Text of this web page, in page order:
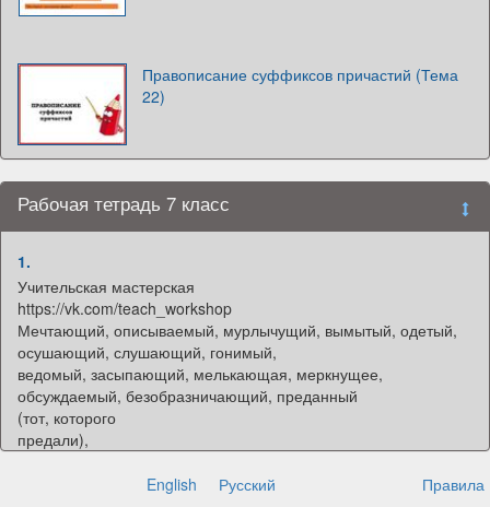
Правописание суффиксов причастий (Тема
22)
Рабочая тетрадь 7 класс
1.
Учительская мастерская
https://vk.com/teach_workshop
Мечтающий, описываемый, мурлычущий, вымытый, одетый,
осушающий, слушающий, гонимый,
ведомый, засыпающий, мелькающая, меркнущее,
обсуждаемый, безобразничающий, преданный
(тот, которого
предали),
English Русский Правила